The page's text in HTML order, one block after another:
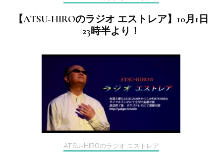
【ATSU-HIROのラジオ エストレア】10月1日
23時半より！
ATSU-HIROのラジオ エストレア